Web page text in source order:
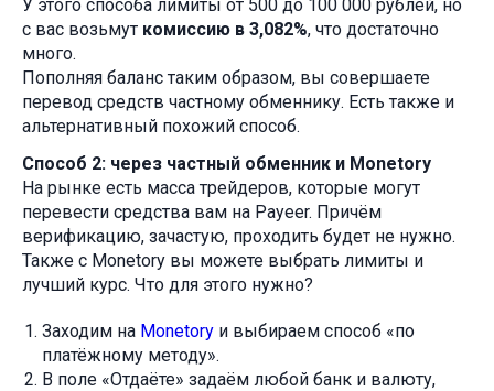
У этого способа лимиты от 500 до 100 000 рублей, но
с вас возьмут комиссию в 3,082%, что достаточно
много.
Пополняя баланс таким образом, вы совершаете
перевод средств частному обменнику. Есть также и
альтернативный похожий способ.
Способ 2: через частный обменник и Monetory
На рынке есть масса трейдеров, которые могут
перевести средства вам на Payeer. Причём
верификацию, зачастую, проходить будет не нужно.
Также с Monetory вы можете выбрать лимиты и
лучший курс. Что для этого нужно?
Заходим на Monetory и выбираем способ «по
платёжному методу».
В поле «Отдаёте» задаём любой банк и валюту,